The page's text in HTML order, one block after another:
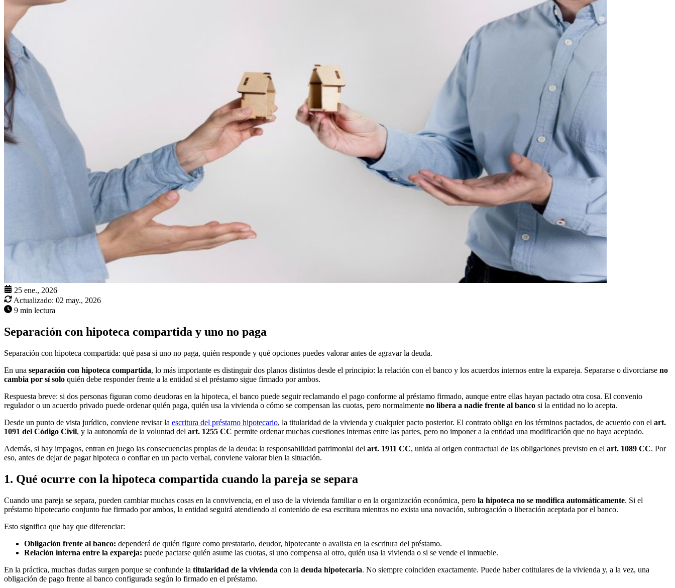
25 ene., 2026
Actualizado: 02 may., 2026
9 min lectura
Separación con hipoteca compartida y uno no paga
Separación con hipoteca compartida: qué pasa si uno no paga, quién responde y qué opciones puedes valorar antes de agravar la deuda.
En una separación con hipoteca compartida, lo más importante es distinguir dos planos distintos desde el principio: la relación con el banco y los acuerdos internos entre la expareja. Separarse o divorciarse no
cambia por sí solo quién debe responder frente a la entidad si el préstamo sigue firmado por ambos.
Respuesta breve: si dos personas figuran como deudoras en la hipoteca, el banco puede seguir reclamando el pago conforme al préstamo firmado, aunque entre ellas hayan pactado otra cosa. El convenio
regulador o un acuerdo privado puede ordenar quién paga, quién usa la vivienda o cómo se compensan las cuotas, pero normalmente no libera a nadie frente al banco si la entidad no lo acepta.
Desde un punto de vista jurídico, conviene revisar la escritura del préstamo hipotecario, la titularidad de la vivienda y cualquier pacto posterior. El contrato obliga en los términos pactados, de acuerdo con el art.
1091 del Código Civil, y la autonomía de la voluntad del art. 1255 CC permite ordenar muchas cuestiones internas entre las partes, pero no imponer a la entidad una modificación que no haya aceptado.
Además, si hay impagos, entran en juego las consecuencias propias de la deuda: la responsabilidad patrimonial del art. 1911 CC, unida al origen contractual de las obligaciones previsto en el art. 1089 CC. Por
eso, antes de dejar de pagar hipoteca o confiar en un pacto verbal, conviene valorar bien la situación.
1. Qué ocurre con la hipoteca compartida cuando la pareja se separa
Cuando una pareja se separa, pueden cambiar muchas cosas en la convivencia, en el uso de la vivienda familiar o en la organización económica, pero la hipoteca no se modifica automáticamente. Si el
préstamo hipotecario conjunto fue firmado por ambos, la entidad seguirá atendiendo al contenido de esa escritura mientras no exista una novación, subrogación o liberación aceptada por el banco.
Esto significa que hay que diferenciar:
Obligación frente al banco: dependerá de quién figure como prestatario, deudor, hipotecante o avalista en la escritura del préstamo.
Relación interna entre la expareja: puede pactarse quién asume las cuotas, si uno compensa al otro, quién usa la vivienda o si se vende el inmueble.
En la práctica, muchas dudas surgen porque se confunde la titularidad de la vivienda con la deuda hipotecaria. No siempre coinciden exactamente. Puede haber cotitulares de la vivienda y, a la vez, una
obligación de pago frente al banco configurada según lo firmado en el préstamo.